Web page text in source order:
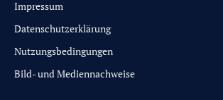
Impressum
Datenschutzerklärung
Nutzungsbedingungen
Bild- und Mediennachweise